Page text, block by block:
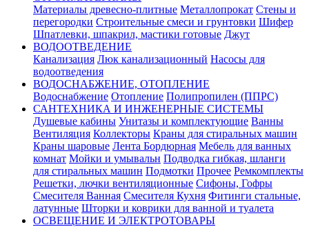
Материалы древесно-плитные Металлопрокат Стены и
перегородки Строительные смеси и грунтовки Шифер
Шпатлевки, шпакрил, мастики готовые Джут
ВОДООТВЕДЕНИЕ
Канализация Люк канализационный Насосы для
водоотведения
ВОДОСНАБЖЕНИЕ, ОТОПЛЕНИЕ
Водоснабжение Отопление Полипропилен (ППРС)
САНТЕХНИКА И ИНЖЕНЕРНЫЕ СИСТЕМЫ
Душевые кабины Унитазы и комплектующие Ванны
Вентиляция Коллекторы Краны для стиральных машин
Краны шаровые Лента Бордюрная Мебель для ванных
комнат Мойки и умывальн Подводка гибкая, шланги
для стиральных машин Подмотки Прочее Ремкомплекты
Решетки, лючки вентиляционные Сифоны, Гофры
Смесителя Ванная Смесителя Кухня Фитинги стальные,
латунные Шторки и коврики для ванной и туалета
ОСВЕЩЕНИЕ И ЭЛЕКТРОТОВАРЫ